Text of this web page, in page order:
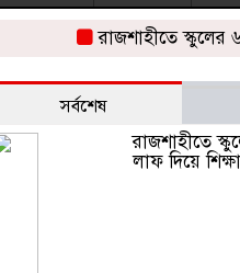
রাজশাহীতে স্কুলের ৬ তলা
সর্বশেষ
রাজশাহীতে
লাফ দিয়ে